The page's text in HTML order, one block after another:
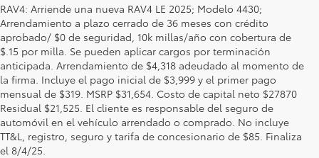
RAV4: Arriende una nueva RAV4 LE 2025; Modelo 4430;
Arrendamiento a plazo cerrado de 36 meses con crédito
aprobado/ $0 de seguridad, 10k millas/año con cobertura de
$.15 por milla. Se pueden aplicar cargos por terminación
anticipada. Arrendamiento de $4,318 adeudado al momento de
la firma. Incluye el pago inicial de $3,999 y el primer pago
mensual de $319. MSRP $31,654. Costo de capital neto $27870
Residual $21,525. El cliente es responsable del seguro de
automóvil en el vehículo arrendado o comprado. No incluye
TT&L, registro, seguro y tarifa de concesionario de $85. Finaliza
el 8/4/25.